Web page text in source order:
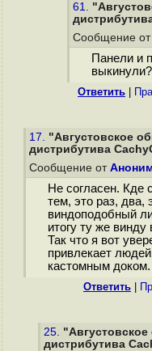
61.
Сообщение от
Панели и
Ответить
17. "Августовское
дистрибутива
Сообщение от
Не согласен. Кде
тем, это раз, два,
виндоподобный
итогу ту же винду
Так что я вот
привлекает
кастомным доком.
Ответить
25.
дистрибутива